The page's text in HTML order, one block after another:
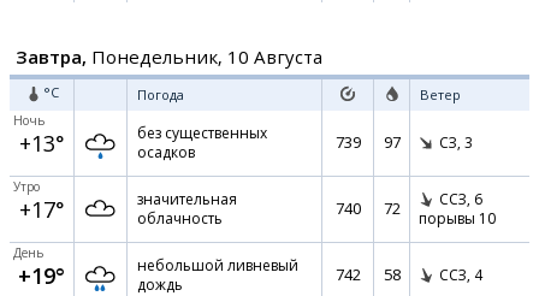
Завтра, Понедельник, 10 Августа
°C Погода Ветер
Ночь
+13°
без существенных
осадков
739 97 СЗ, 3
Утро
+17°
значительная
облачность
740 72 ССЗ, 6
порывы 10
День
+19°
небольшой ливневый
дождь
742 58 ССЗ, 4